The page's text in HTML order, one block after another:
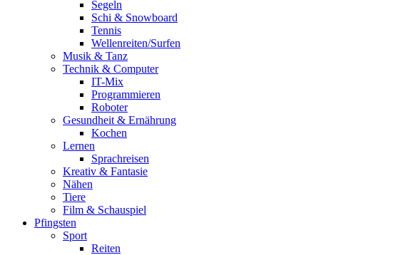
Segeln
Schi & Snowboard
Tennis
Wellenreiten/Surfen
Musik & Tanz
Technik & Computer
IT-Mix
Programmieren
Roboter
Gesundheit & Ernährung
Kochen
Lernen
Sprachreisen
Kreativ & Fantasie
Nähen
Tiere
Film & Schauspiel
Pfingsten
Sport
Reiten